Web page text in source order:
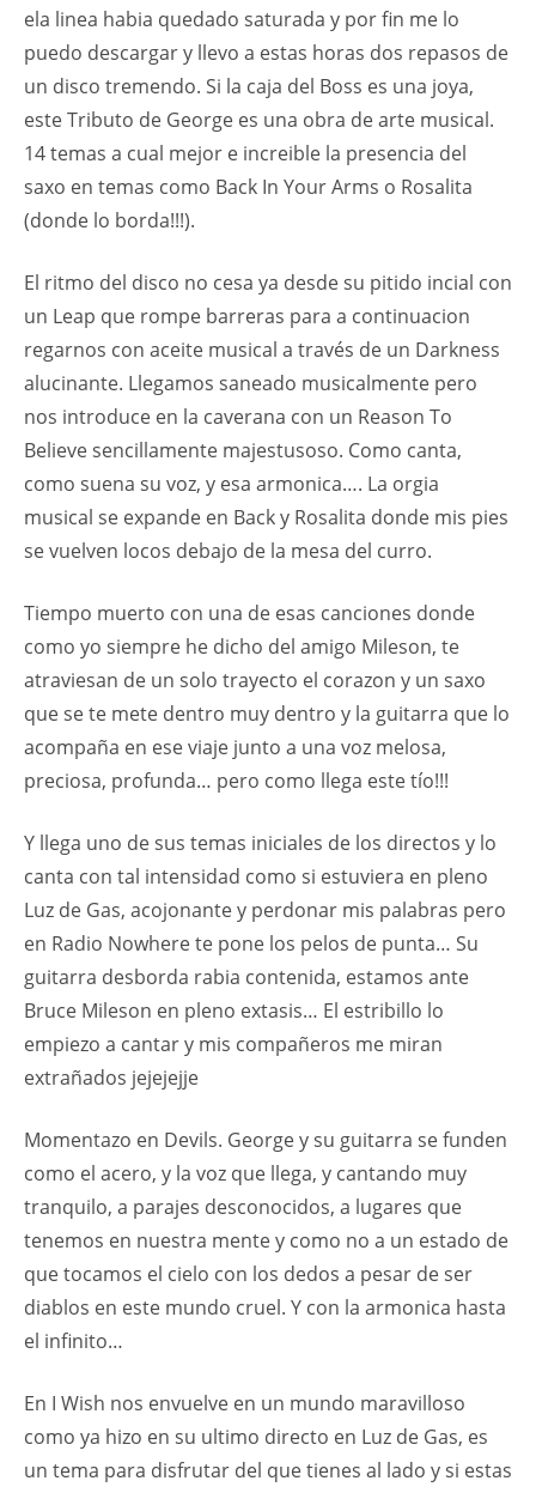
ela linea habia quedado saturada y por fin me lo
puedo descargar y llevo a estas horas dos repasos de
un disco tremendo. Si la caja del Boss es una joya,
este Tributo de George es una obra de arte musical.
14 temas a cual mejor e increible la presencia del
saxo en temas como Back In Your Arms o Rosalita
(donde lo borda!!!).
El ritmo del disco no cesa ya desde su pitido incial con
un Leap que rompe barreras para a continuacion
regarnos con aceite musical a través de un Darkness
alucinante. Llegamos saneado musicalmente pero
nos introduce en la caverana con un Reason To
Believe sencillamente majestusoso. Como canta,
como suena su voz, y esa armonica…. La orgia
musical se expande en Back y Rosalita donde mis pies
se vuelven locos debajo de la mesa del curro.
Tiempo muerto con una de esas canciones donde
como yo siempre he dicho del amigo Mileson, te
atraviesan de un solo trayecto el corazon y un saxo
que se te mete dentro muy dentro y la guitarra que lo
acompaña en ese viaje junto a una voz melosa,
preciosa, profunda… pero como llega este tío!!!
Y llega uno de sus temas iniciales de los directos y lo
canta con tal intensidad como si estuviera en pleno
Luz de Gas, acojonante y perdonar mis palabras pero
en Radio Nowhere te pone los pelos de punta… Su
guitarra desborda rabia contenida, estamos ante
Bruce Mileson en pleno extasis… El estribillo lo
empiezo a cantar y mis compañeros me miran
extrañados jejejejje
Momentazo en Devils. George y su guitarra se funden
como el acero, y la voz que llega, y cantando muy
tranquilo, a parajes desconocidos, a lugares que
tenemos en nuestra mente y como no a un estado de
que tocamos el cielo con los dedos a pesar de ser
diablos en este mundo cruel. Y con la armonica hasta
el infinito…
En I Wish nos envuelve en un mundo maravilloso
como ya hizo en su ultimo directo en Luz de Gas, es
un tema para disfrutar del que tienes al lado y si estas